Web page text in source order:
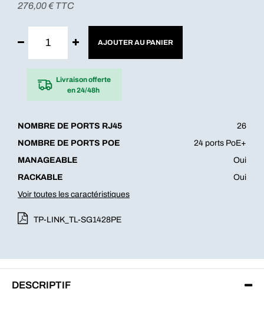
276,00€ TTC
AJOUTER AU PANIER
Livraison offerte
en 24/48h
NOMBRE DE PORTS RJ45
26
NOMBRE DE PORTS POE
24 ports PoE+
MANAGEABLE
Oui
RACKABLE
Oui
Voir toutes les caractéristiques
TP-LINK_TL-SG1428PE
DESCRIPTIF